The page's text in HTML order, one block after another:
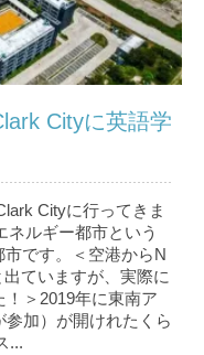
Cityに英語学
Cityに行ってきま
ネルギー都市という
です。＜空港からN
ていますが、実際に
＞2019年に東南ア
加）が開けれたくら
...